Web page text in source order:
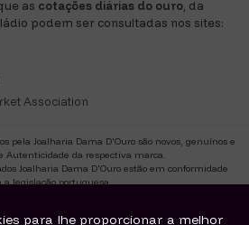
as cotações diárias do ouro, da
podem ser consultadas nos sites:
Association
pela Joalharia Dama D'Ouro são novos, genuínos e
Autenticidade da respectiva marca.
Joalharia Dama D'Ouro estão em conformidade
a legislação portuguesa.
para lhe proporcionar a melhor